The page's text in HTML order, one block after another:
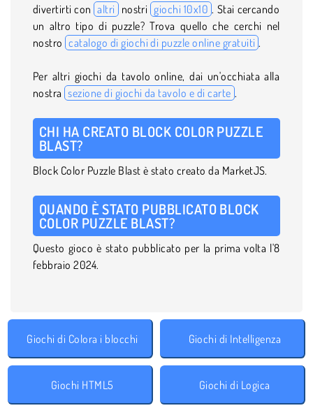
divertirti con altri nostri giochi 10x10 . Stai cercando
un altro tipo di puzzle? Trova quello che cerchi nel
nostro catalogo di giochi di puzzle online gratuiti .
Per altri giochi da tavolo online, dai un'occhiata alla
nostra sezione di giochi da tavolo e di carte .
CHI HA CREATO BLOCK COLOR PUZZLE
BLAST?
Block Color Puzzle Blast è stato creato da MarketJS.
QUANDO È STATO PUBBLICATO BLOCK
COLOR PUZZLE BLAST?
Questo gioco è stato pubblicato per la prima volta l'8
febbraio 2024.
Giochi di Colora i blocchi Giochi di Intelligenza
Giochi HTML5 Giochi di Logica